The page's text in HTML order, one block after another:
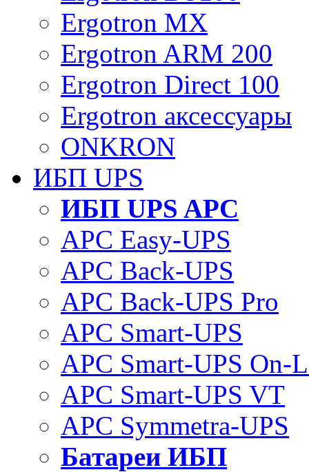
Ergotron MX
Ergotron ARM 200
Ergotron Direct 100
Ergotron аксессуары
ONKRON
ИБП UPS
ИБП UPS APC
APC Easy-UPS
APC Back-UPS
APC Back-UPS Pro
APC Smart-UPS
APC Smart-UPS On-
APC Smart-UPS VT
APC Symmetra-UPS
Батареи ИБП